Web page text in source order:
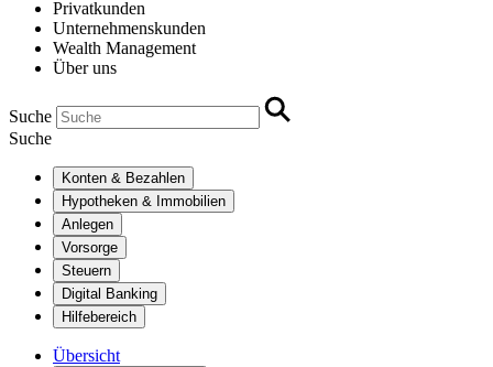
Privatkunden
Unternehmenskunden
Wealth Management
Über uns
Suche
Suche
Konten & Bezahlen
Hypotheken & Immobilien
Anlegen
Vorsorge
Steuern
Digital Banking
Hilfebereich
Übersicht